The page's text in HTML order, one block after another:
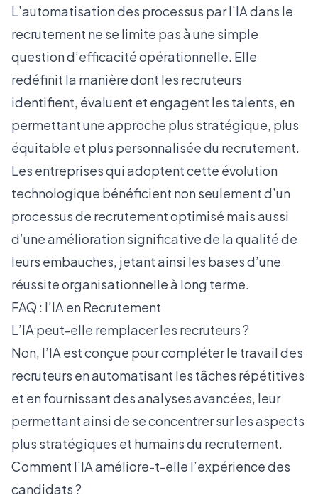
L’automatisation des processus par l’IA dans le
recrutement ne se limite pas à une simple
question d’efficacité opérationnelle. Elle
redéfinit la manière dont les recruteurs
identifient, évaluent et engagent les talents, en
permettant une approche plus stratégique, plus
équitable et plus personnalisée du recrutement.
Les entreprises qui adoptent cette évolution
technologique bénéficient non seulement d’un
processus de recrutement optimisé mais aussi
d’une amélioration significative de la qualité de
leurs embauches, jetant ainsi les bases d’une
réussite organisationnelle à long terme.
FAQ : l’IA en Recrutement
L’IA peut-elle remplacer les recruteurs ?
Non, l’IA est conçue pour compléter le travail des
recruteurs en automatisant les tâches répétitives
et en fournissant des analyses avancées, leur
permettant ainsi de se concentrer sur les aspects
plus stratégiques et humains du recrutement.
Comment l’IA améliore-t-elle l’expérience des
candidats ?